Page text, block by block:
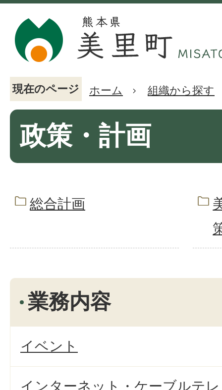
現在のページ ホーム 組織から探す
政策・計画
総合計画
業務内容
イベント
インターネット・ケーブルテ